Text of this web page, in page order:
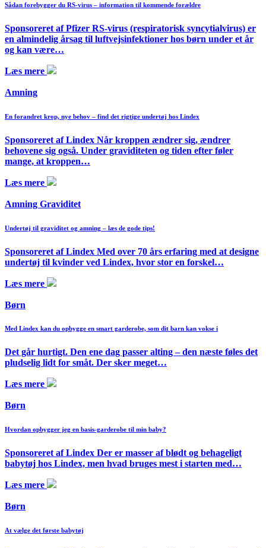
Sådan forebygger du RS-virus – information til kommende forældre
Sponsoreret af Pfizer RS-virus (respiratorisk syncytialvirus) er
en almindelig årsag til luftvejsinfektioner hos børn under et år
og kan være…
Læs mere
Amning
En forandret krop, nye behov – find det rigtige undertøj hos Lindex
Sponsoreret af Lindex Når kroppen ændrer sig, ændrer
behovene sig også. Under graviditeten og tiden efter føler
mange, at kroppen…
Læs mere
Amning Graviditet
Undertøj til graviditet og amning – læs de gode tips!
Sponsoreret af Lindex Med over 70 års erfaring med at designe
undertøj til kvinder ved Lindex, hvor stor en forskel…
Læs mere
Børn
Med Lindex kan du opbygge en smart garderobe, som dit barn kan vokse i
Det går hurtigt. Den ene dag passer alting – den næste føles det
pludselig lidt for småt. Der sker meget…
Læs mere
Børn
Hvordan opbygger jeg en basis-garderobe til min baby?
Sponsoreret af Lindex Der er masser af blødt og behageligt
babytøj hos Lindex, men hvad bruges mest i starten med…
Læs mere
Børn
At vælge det første babytøj